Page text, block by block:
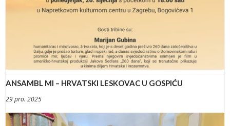
ANSAMBL MI – HRVATSKI LESKOVAC U GOSPIĆU
29 pro. 2025